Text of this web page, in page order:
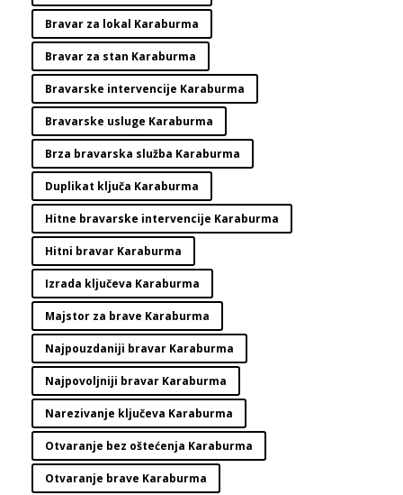
Bravar za lokal Karaburma
Bravar za stan Karaburma
Bravarske intervencije Karaburma
Bravarske usluge Karaburma
Brza bravarska služba Karaburma
Duplikat ključa Karaburma
Hitne bravarske intervencije Karaburma
Hitni bravar Karaburma
Izrada ključeva Karaburma
Majstor za brave Karaburma
Najpouzdaniji bravar Karaburma
Najpovoljniji bravar Karaburma
Narezivanje ključeva Karaburma
Otvaranje bez oštećenja Karaburma
Otvaranje brave Karaburma